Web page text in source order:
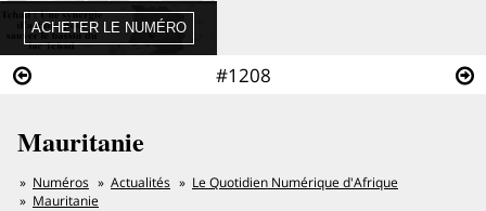
#1208
Mauritanie
Numéros Actualités
Le Quotidien Numérique d'Afrique
Mauritanie